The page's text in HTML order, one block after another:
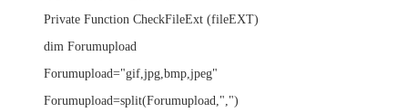
Private Function CheckFileExt (fileEXT)
dim Forumupload
Forumupload="gif,jpg,bmp,jpeg"
Forumupload=split(Forumupload,",")